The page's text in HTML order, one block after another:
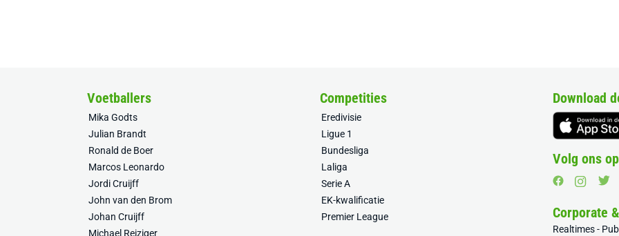
Voetballers
Mika Godts
Julian Brandt
Ronald de Boer
Marcos Leonardo
Jordi Cruijff
John van den Brom
Johan Cruijff
Michael Reiziger
Competities
Eredivisie
Ligue 1
Bundesliga
Laliga
Serie A
EK-kwalificatie
Premier League
Download
Volg ons
Corporate
Realtimes -